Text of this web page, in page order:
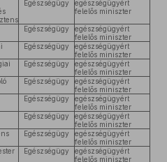
Egészségügy
egészségügyért
felelős miniszter
Egészségügy
egészségügyért
felelős miniszter
Egészségügy
egészségügyért
felelős miniszter
Egészségügy
egészségügyért
felelős miniszter
Egészségügy
egészségügyért
felelős miniszter
Egészségügy
egészségügyért
felelős miniszter
Egészségügy
egészségügyért
felelős miniszter
Egészségügy
egészségügyért
felelős miniszter
Egészségügy
egészségügyért
felelős miniszter